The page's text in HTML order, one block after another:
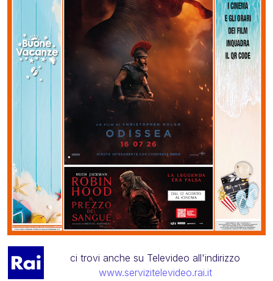
ci trovi anche su Televideo all'indirizzo
www.servizitelevideo.rai.it